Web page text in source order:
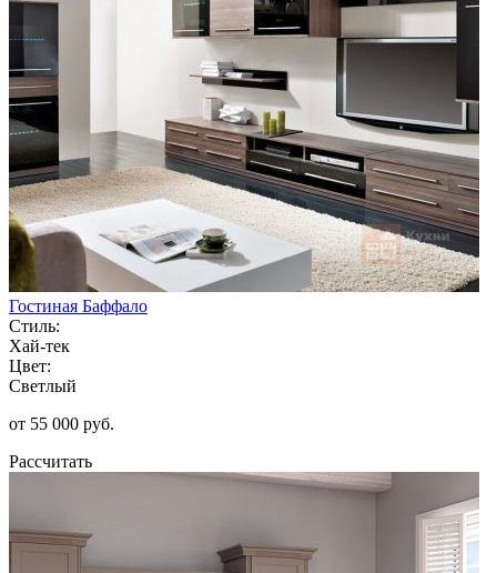
Гостиная Баффало
Стиль:
Хай-тек
Цвет:
Светлый
от 55 000 руб.
Рассчитать